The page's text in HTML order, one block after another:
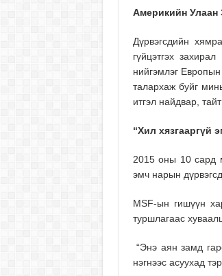
Америкийн Улаан
Дүрвэгсдийн
гүйцэтгэх
нийгэмлэг
талархаж буйг
итгэл найдвар,
“Хил хязгааргүй
2015 оны 10 сард
эмч нарын
MSF-ын гишүүн
туршлагаас
“Энэ аян замд
нэгнээс асуухад